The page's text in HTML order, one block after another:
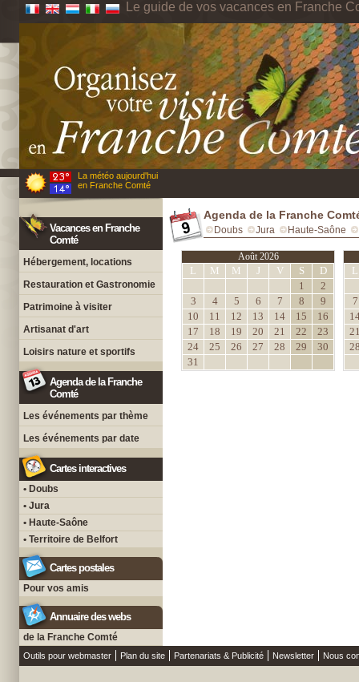
Le guide de vos vacances en Franche
La météo aujourd'hui
en Franche Comté
Vacances en Franche
Comté
Hébergement, locations
Restauration et Gastronomie
Patrimoine à visiter
Artisanat d'art
Loisirs nature et sportifs
Agenda de la Franche
Comté
Les événements par thème
Les événements par date
Cartes interactives
• Doubs
• Jura
• Haute-Saône
• Territoire de Belfort
Cartes postales
Pour vos amis
Annuaire des webs
de la Franche Comté
Agenda de la Franche
Doubs Jura Haute-Saône
Août 2026
L M M J V S
D
1
2
3
4 5 6 7 8
9
10
11 12 13 14 15
16
17
18 19 20 21 22
23
24
25 26 27 28 29
30
31
L
7
Outils pour webmaster Plan du site Partenariats & Publicité Newsletter Nous